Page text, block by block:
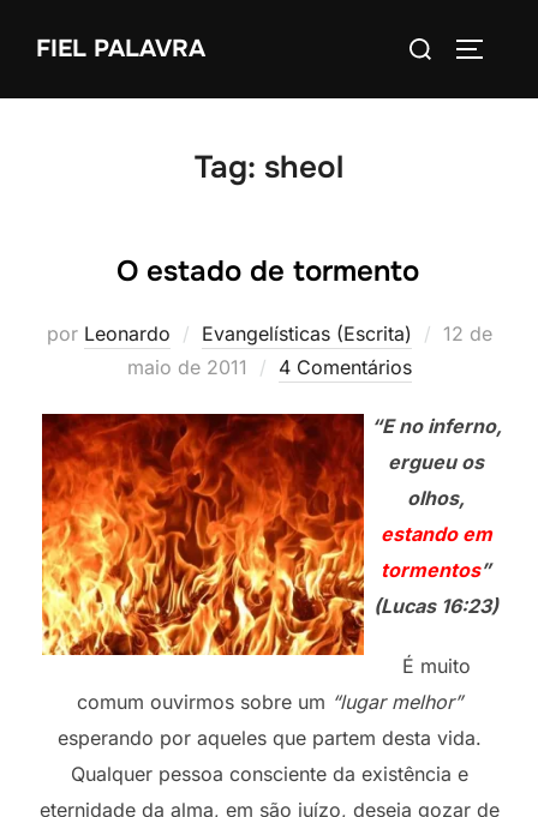
FIEL PALAVRA
Pesquisar
Tag: sheol
O estado de tormento
por Leonardo Evangelísticas (Escrita)
Postado
12 de
maio de 2011
4 Comentários
“E no inferno,
ergueu os
olhos,
estando em
tormentos”
(Lucas 16:23)
É muito
comum ouvirmos sobre um “lugar melhor”
esperando por aqueles que partem desta vida.
Qualquer pessoa consciente da existência e
eternidade da alma, em são juízo, deseja gozar de